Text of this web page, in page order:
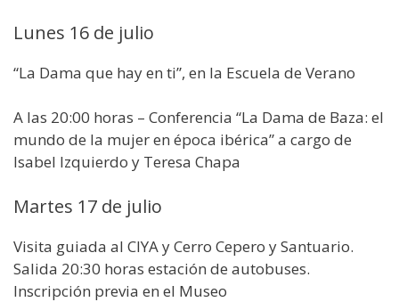
Lunes 16 de julio
“La Dama que hay en ti”, en la Escuela de Verano
A las 20:00 horas – Conferencia “La Dama de Baza: el
mundo de la mujer en época ibérica” a cargo de
Isabel Izquierdo y Teresa Chapa
Martes 17 de julio
Visita guiada al CIYA y Cerro Cepero y Santuario.
Salida 20:30 horas estación de autobuses.
Inscripción previa en el Museo